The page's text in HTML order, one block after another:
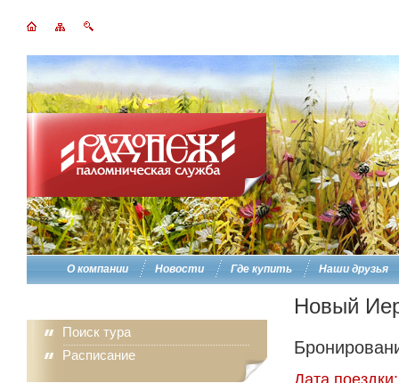
О компании Новости Где купить Наши друзья
Поиск тура
Расписание
Новый